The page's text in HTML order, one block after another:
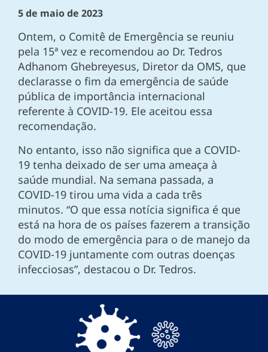
5 de maio de 2023
Ontem, o Comitê de Emergência se reuniu
pela 15ª vez e recomendou ao Dr. Tedros
Adhanom Ghebreyesus, Diretor da OMS, que
declarasse o fim da emergência de saúde
pública de importância internacional
referente à COVID-19. Ele aceitou essa
recomendação.
No entanto, isso não significa que a COVID-
19 tenha deixado de ser uma ameaça à
saúde mundial. Na semana passada, a
COVID-19 tirou uma vida a cada três
minutos. “O que essa notícia significa é que
está na hora de os países fazerem a transição
do modo de emergência para o de manejo da
COVID-19 juntamente com outras doenças
infecciosas”, destacou o Dr. Tedros.